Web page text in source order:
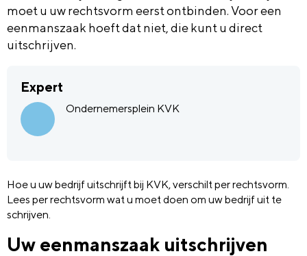
moet u uw rechtsvorm eerst ontbinden. Voor een
eenmanszaak hoeft dat niet, die kunt u direct
uitschrijven.
Expert
Ondernemersplein KVK
Hoe u uw bedrijf uitschrijft bij KVK, verschilt per rechtsvorm.
Lees per rechtsvorm wat u moet doen om uw bedrijf uit te
schrijven.
Uw eenmanszaak uitschrijven